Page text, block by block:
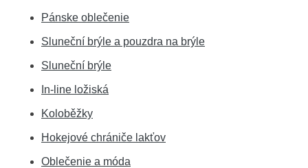
Pánske oblečenie
Sluneční brýle a pouzdra na brýle
Sluneční brýle
In-line ložiská
Koloběžky
Hokejové chrániče lakťov
Oblečenie a móda